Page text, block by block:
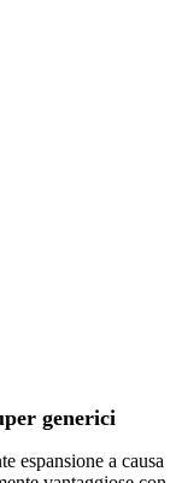
generici
espansione a causa